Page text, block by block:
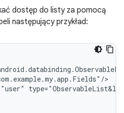
dostęp do listy za pomocą
następujący przykład: